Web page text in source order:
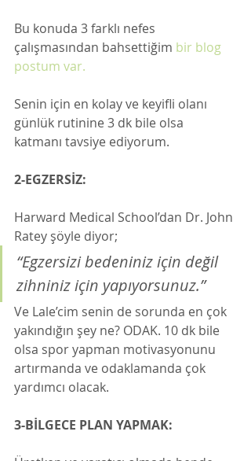
Bu konuda 3 farklı nefes
çalışmasından bahsettiğim bir blog
postum var.
Senin için en kolay ve keyifli olanı
günlük rutinine 3 dk bile olsa
katmanı tavsiye ediyorum.
2-EGZERSİZ:
Harward Medical School’dan Dr. John
Ratey şöyle diyor;
“Egzersizi bedeniniz için değil
zihniniz için yapıyorsunuz.”
Ve Lale’cim senin de sorunda en çok
yakındığın şey ne? ODAK. 10 dk bile
olsa spor yapman motivasyonunu
artırmanda ve odaklamanda çok
yardımcı olacak.
3-BİLGECE PLAN YAPMAK: